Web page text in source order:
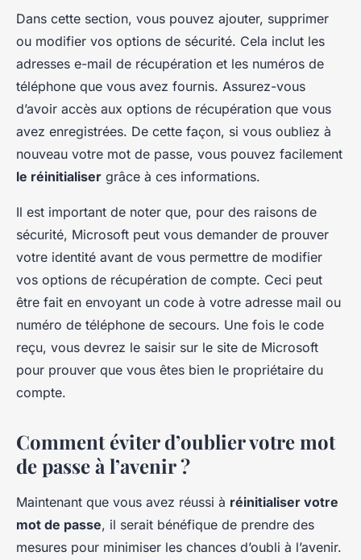
Dans cette section, vous pouvez ajouter, supprimer
ou modifier vos options de sécurité. Cela inclut les
adresses e-mail de récupération et les numéros de
téléphone que vous avez fournis. Assurez-vous
d’avoir accès aux options de récupération que vous
avez enregistrées. De cette façon, si vous oubliez à
nouveau votre mot de passe, vous pouvez facilement
le réinitialiser grâce à ces informations.
Il est important de noter que, pour des raisons de
sécurité, Microsoft peut vous demander de prouver
votre identité avant de vous permettre de modifier
vos options de récupération de compte. Ceci peut
être fait en envoyant un code à votre adresse mail ou
numéro de téléphone de secours. Une fois le code
reçu, vous devrez le saisir sur le site de Microsoft
pour prouver que vous êtes bien le propriétaire du
compte.
Comment éviter d’oublier votre mot
de passe à l’avenir ?
Maintenant que vous avez réussi à réinitialiser votre
mot de passe, il serait bénéfique de prendre des
mesures pour minimiser les chances d’oubli à l’avenir.